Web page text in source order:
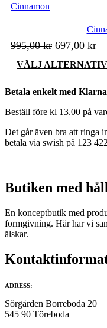
Cinnamon
995,00kr Det
ursprungliga
var:
697,00 krDet
är:
VÄLJ ALTERNATIV
Betala enkelt med
Beställ före kl 13.00 på
Det går även bra att ringa
betala via swish på 123
Butiken med
En konceptbutik med
formgivning. Här har vi
älskar.
ADRESS:
Sörgården Borreboda 20
545 90 Töreboda